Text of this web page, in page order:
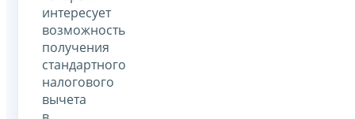
интересует
возможность
получения
стандартного
налогового
вычета